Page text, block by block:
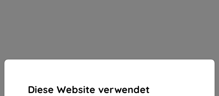
Diese Website verwendet